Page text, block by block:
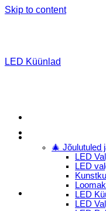
Skip to content
🎄 Jõulutuled
LED
LED
LED
LED
LED Küünlad